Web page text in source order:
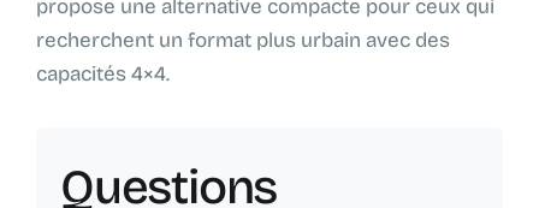
propose une alternative compacte pour ceux qui
recherchent un format plus urbain avec des
capacités 4×4.
Questions